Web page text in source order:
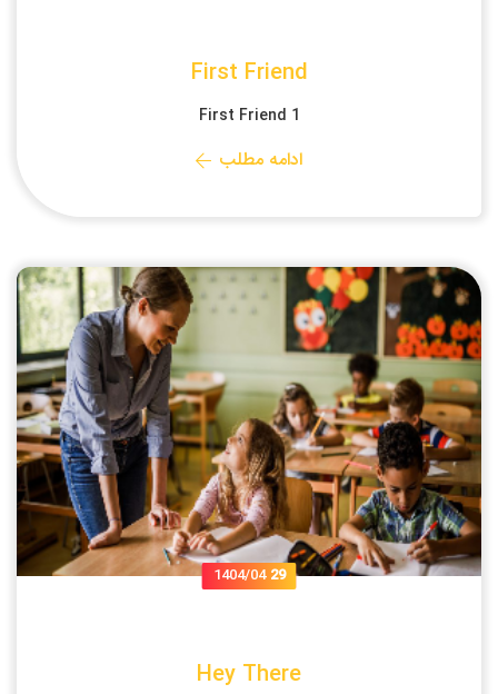
First Friend
First Friend 1
ادامه مطلب
29
1404/04
Hey There